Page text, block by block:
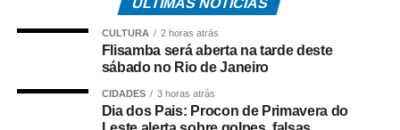
enfraquecendo a estrutura da organização criminosa.
O trabalho é resultado de investigações conduzidas pela
equipe da Delegacia de Rosário Oeste, que reuniram
elementos indicando o envolvimento dos suspeitos com o
comércio ilícito de entorpecentes em Rosário Oeste.
ÚLTIMAS NOTÍCIAS
CULTURA 2 horas atrás
Flisamba será aberta na tarde deste
sábado no Rio de Janeiro
CIDADES 3 horas atrás
Dia dos Pais: Procon de Primavera do